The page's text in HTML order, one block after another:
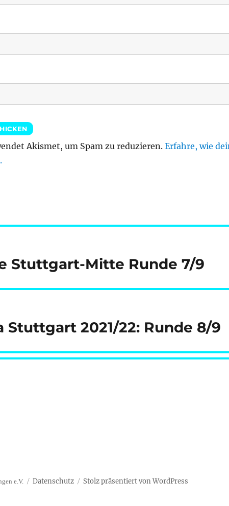
Akismet, um Spam zu reduzieren. Erfahre, wie
Stuttgart-Mitte Runde 7/9
Stuttgart 2021/22: Runde 8/9
e.V. Datenschutz Stolz präsentiert von WordPress